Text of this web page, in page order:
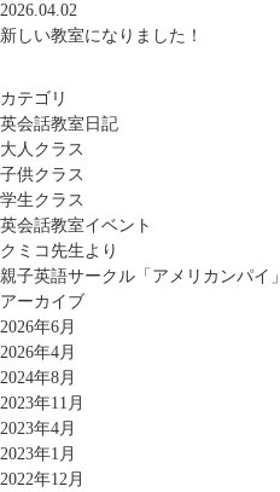
2026.04.02
新しい教室になりました！
カテゴリ
英会話教室日記
大人クラス
子供クラス
学生クラス
英会話教室イベント
クミコ先生より
親子英語サークル「アメリカンパイ」
アーカイブ
2026年6月
2026年4月
2024年8月
2023年11月
2023年4月
2023年1月
2022年12月